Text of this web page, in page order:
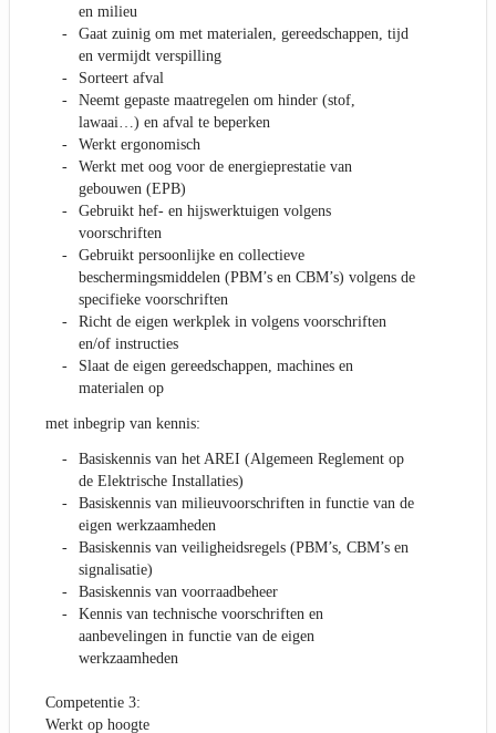
en milieu
Gaat zuinig om met materialen, gereedschappen, tijd
en vermijdt verspilling
Sorteert afval
Neemt gepaste maatregelen om hinder (stof,
lawaai…) en afval te beperken
Werkt ergonomisch
Werkt met oog voor de energieprestatie van
gebouwen (EPB)
Gebruikt hef- en hijswerktuigen volgens
voorschriften
Gebruikt persoonlijke en collectieve
beschermingsmiddelen (PBM’s en CBM’s) volgens de
specifieke voorschriften
Richt de eigen werkplek in volgens voorschriften
en/of instructies
Slaat de eigen gereedschappen, machines en
materialen op
met inbegrip van kennis:
Basiskennis van het AREI (Algemeen Reglement op
de Elektrische Installaties)
Basiskennis van milieuvoorschriften in functie van de
eigen werkzaamheden
Basiskennis van veiligheidsregels (PBM’s, CBM’s en
signalisatie)
Basiskennis van voorraadbeheer
Kennis van technische voorschriften en
aanbevelingen in functie van de eigen
werkzaamheden
Competentie 3:
Werkt op hoogte